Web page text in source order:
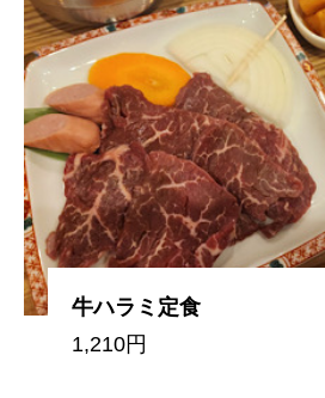
牛ハラミ定食
1,210円